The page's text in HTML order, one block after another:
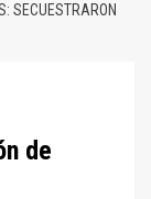
SECUESTRARON
de